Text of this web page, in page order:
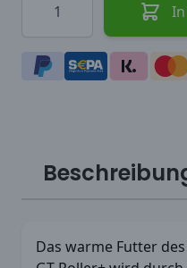
Das warme Futter